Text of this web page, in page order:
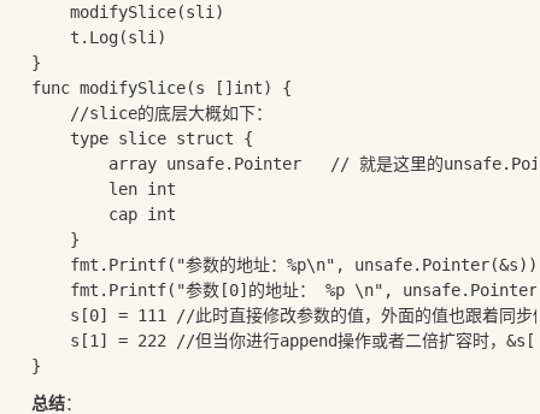
	modifySlice(sli)
}
func modifySlice(s []int) {
总结：